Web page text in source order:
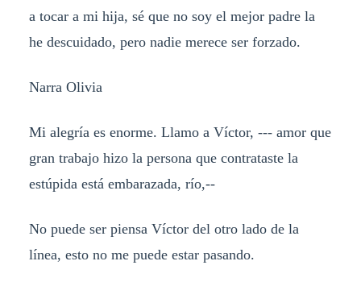
a tocar a mi hija, sé que no soy el mejor padre la
he descuidado, pero nadie merece ser forzado.
Narra Olivia
Mi alegría es enorme. Llamo a Víctor, --- amor que
gran trabajo hizo la persona que contrataste la
estúpida está embarazada, río,--
No puede ser piensa Víctor del otro lado de la
línea, esto no me puede estar pasando.